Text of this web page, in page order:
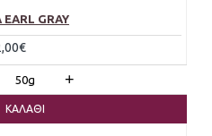
EARL GRAY
50g +
ΚΑΛΆΘΙ